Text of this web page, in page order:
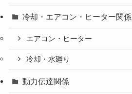
冷却・エアコン・ヒーター関係
エアコン・ヒーター
冷却・水廻り
動力伝達関係